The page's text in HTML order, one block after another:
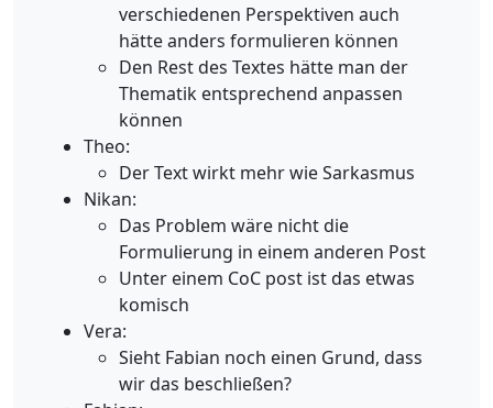
verschiedenen Perspektiven auch
hätte anders formulieren können
Den Rest des Textes hätte man der
Thematik entsprechend anpassen
können
Theo:
Der Text wirkt mehr wie Sarkasmus
Nikan:
Das Problem wäre nicht die
Formulierung in einem anderen Post
Unter einem CoC post ist das etwas
komisch
Vera:
Sieht Fabian noch einen Grund, dass
wir das beschließen?